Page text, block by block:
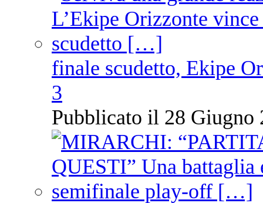
finale scudetto, Ekipe
3
Pubblicato il 28 Giugno